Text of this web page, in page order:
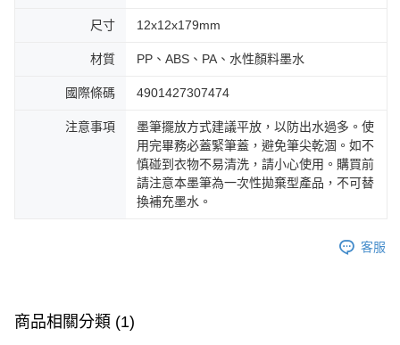
尺寸 12x12x179mm
材質 PP、ABS、PA、水性顏料墨水
國際條碼 4901427307474
注意事項
墨筆擺放方式建議平放，以防出水過多。使
用完畢務必蓋緊筆蓋，避免筆尖乾涸。如不
慎碰到衣物不易清洗，請小心使用。購買前
請注意本墨筆為一次性拋棄型產品，不可替
換補充墨水。
客服
商品相關分類 (1)